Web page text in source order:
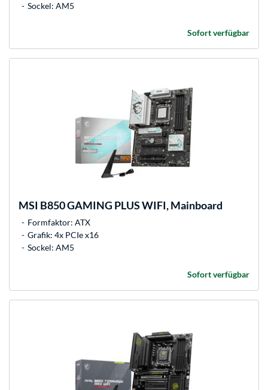
Sockel: AM5
Sofort verfügbar
MSI B850 GAMING PLUS WIFI, Mainboard
Formfaktor: ATX
Grafik: 4x PCIe x16
Sockel: AM5
Sofort verfügbar